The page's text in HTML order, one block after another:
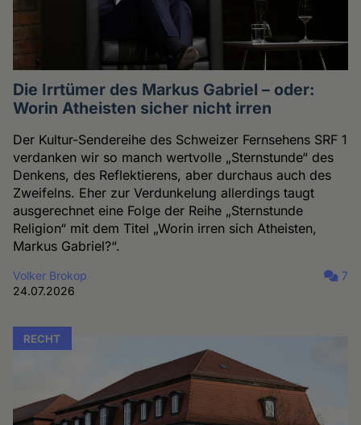
Die Irrtümer des Markus Gabriel – oder:
Worin Atheisten sicher nicht irren
Der Kultur-Sendereihe des Schweizer Fernsehens SRF 1
verdanken wir so manch wertvolle „Sternstunde“ des
Denkens, des Reflektierens, aber durchaus auch des
Zweifelns. Eher zur Verdunkelung allerdings taugt
ausgerechnet eine Folge der Reihe „Sternstunde
Religion“ mit dem Titel „Worin irren sich Atheisten,
Markus Gabriel?“.
Volker Brokop
24.07.2026
7
RECHT